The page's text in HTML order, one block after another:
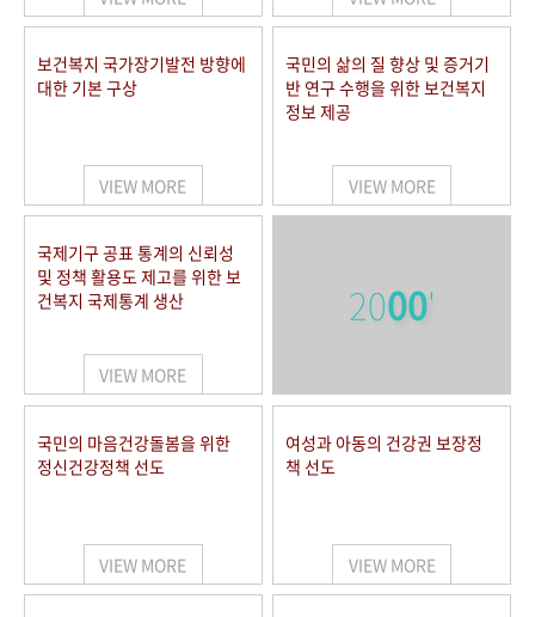
보건복지 국가장기발전 방향에
대한 기본 구상
VIEW MORE
국민의 삶의 질 향상 및 증거기
반 연구 수행을 위한 보건복지
정보 제공
VIEW MORE
국제기구 공표 통계의 신뢰성
및 정책 활용도 제고를 위한 보
건복지 국제통계 생산
VIEW MORE
2000'
국민의 마음건강돌봄을 위한
정신건강정책 선도
VIEW MORE
여성과 아동의 건강권 보장정
책 선도
VIEW MORE